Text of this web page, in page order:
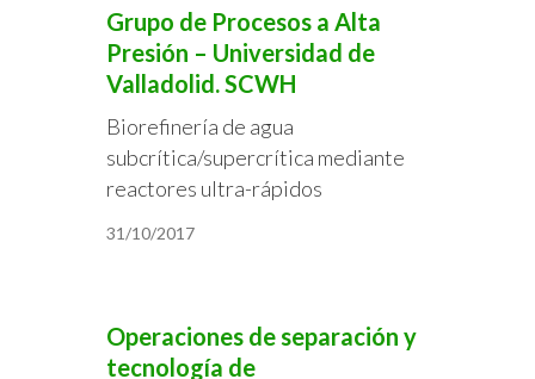
Grupo de Procesos a Alta
Presión – Universidad de
Valladolid. SCWH
Biorefinería de agua
subcrítica/supercrítica mediante
reactores ultra-rápidos
31/10/2017
Operaciones de separación y
tecnología de